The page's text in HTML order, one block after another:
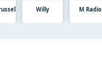
Willy M Radio